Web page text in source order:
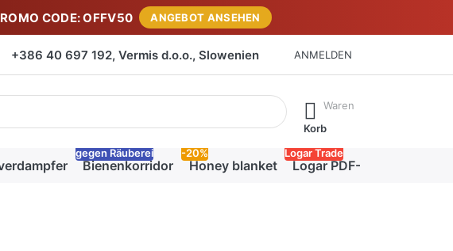
CODE: OFFV50 ANGEBOT ANSEHEN
+386 40 697 192, Vermis d.o.o., Slowenien ANMELDEN
automatisch erste Ergebnisse. Drücken Sie die Eingabetaste, um alle
Waren
Korb
Bienenkorridor
gegen Räuberei
Honey blanket
-20%
Logar PDF-Katalog
Logar Trade